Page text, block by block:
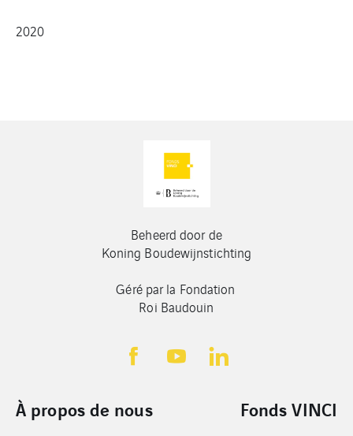
2020
Beheerd door de
Koning Boudewijnstichting
Géré par la Fondation
Roi Baudouin
À propos de nous Fonds VINCI